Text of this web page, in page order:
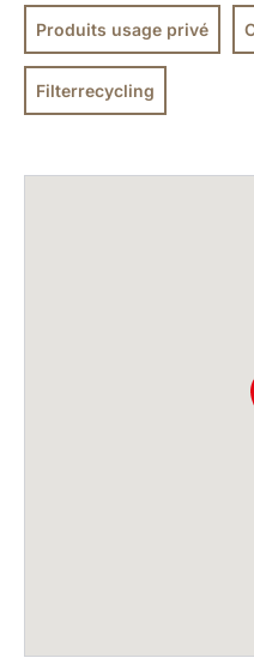
Produits usage privé
Filterrecycling